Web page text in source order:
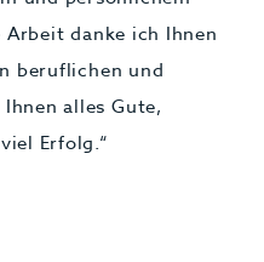
danke ich Ihnen
beruflichen und
alles Gute,
Erfolg.“